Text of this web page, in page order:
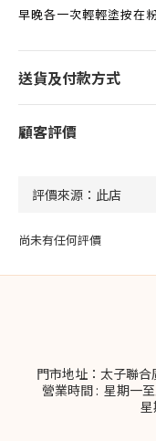
早晚各一次輕輕塗按在
送貨及付款方式
顧客評價
尚未有任何評價
門市地址：太子聯
營業時間 : 星期一